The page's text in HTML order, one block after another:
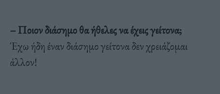
– Ποιον διάσημο θα ήθελες να έχεις γείτονα;
Έχω ήδη έναν διάσημο γείτονα δεν χρειάζομαι
άλλον!